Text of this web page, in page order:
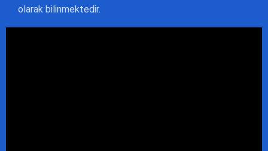
olarak bilinmektedir.